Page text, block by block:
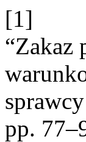
[1]
“Zakaz
pp.